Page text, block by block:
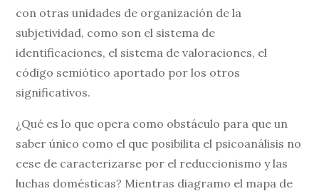
con otras unidades de organización de la
subjetividad, como son el sistema de
identificaciones, el sistema de valoraciones, el
código semiótico aportado por los otros
significativos.
¿Qué es lo que opera como obstáculo para que un
saber único como el que posibilita el psicoanálisis no
cese de caracterizarse por el reduccionismo y las
luchas domésticas? Mientras diagramo el mapa de